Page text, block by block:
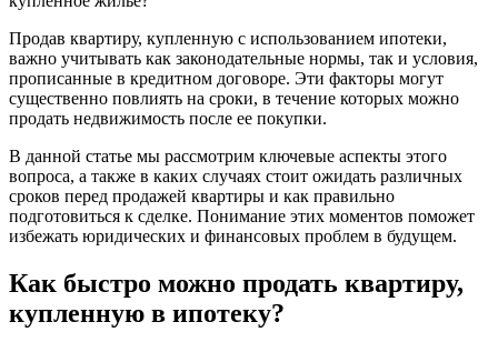
Продав квартиру, купленную с использованием ипотеки,
важно учитывать как законодательные нормы, так и условия,
прописанные в кредитном договоре. Эти факторы могут
существенно повлиять на сроки, в течение которых можно
продать недвижимость после ее покупки.
В данной статье мы рассмотрим ключевые аспекты этого
вопроса, а также в каких случаях стоит ожидать различных
сроков перед продажей квартиры и как правильно
подготовиться к сделке. Понимание этих моментов поможет
избежать юридических и финансовых проблем в будущем.
Как быстро можно продать квартиру,
купленную в ипотеку?